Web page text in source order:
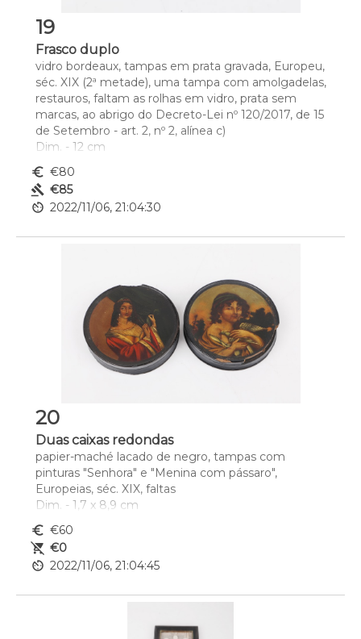
19
Frasco duplo
vidro bordeaux, tampas em prata gravada, Europeu,
séc. XIX (2ª metade), uma tampa com amolgadelas,
restauros, faltam as rolhas em vidro, prata sem
marcas, ao abrigo do Decreto-Lei nº 120/2017, de 15
de Setembro - art. 2, nº 2, alínea c)
Dim. - 12 cm
euro_symbol €80
gavel €85
av_timer 2022/11/06, 21:04:30
20
Duas caixas redondas
papier-maché lacado de negro, tampas com
pinturas "Senhora" e "Menina com pássaro",
Europeias, séc. XIX, faltas
Dim. - 1,7 x 8,9 cm
euro_symbol €60
remove_shopping_cart €0
av_timer 2022/11/06, 21:04:45